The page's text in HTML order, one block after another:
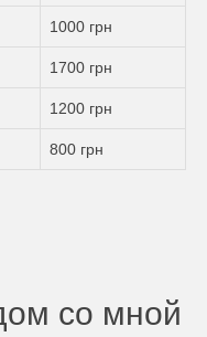
1000 грн
1700 грн
1200 грн
800 грн
со мной